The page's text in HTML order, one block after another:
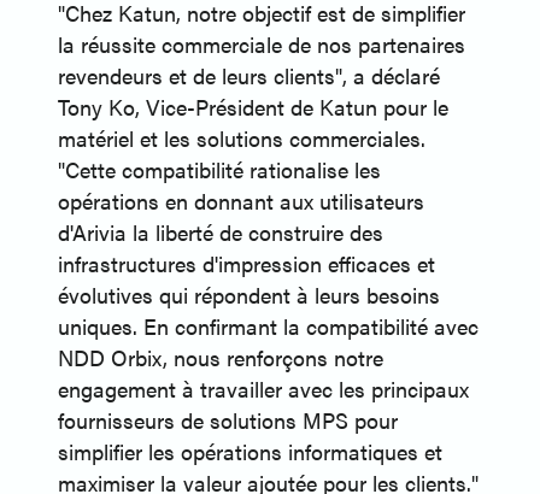
"Chez Katun, notre objectif est de simplifier
la réussite commerciale de nos partenaires
revendeurs et de leurs clients", a déclaré
Tony Ko, Vice-Président de Katun pour le
matériel et les solutions commerciales.
"Cette compatibilité rationalise les
opérations en donnant aux utilisateurs
d'Arivia la liberté de construire des
infrastructures d'impression efficaces et
évolutives qui répondent à leurs besoins
uniques. En confirmant la compatibilité avec
NDD Orbix, nous renforçons notre
engagement à travailler avec les principaux
fournisseurs de solutions MPS pour
simplifier les opérations informatiques et
maximiser la valeur ajoutée pour les clients."